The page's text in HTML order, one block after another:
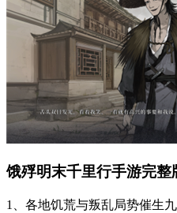
饿殍明末千里行手游完整
1、各地饥荒与叛乱局势催生